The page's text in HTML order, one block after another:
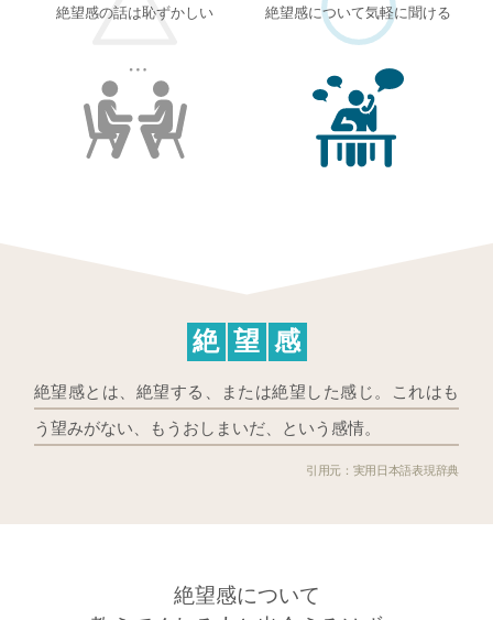
絶望感の話は恥ずかしい
絶望感について気軽に聞ける
絶 望 感
絶望感とは、絶望する、または絶望した感じ。これはも
う望みがない、もうおしまいだ、という感情。
実用日本語表現辞典
絶望感について